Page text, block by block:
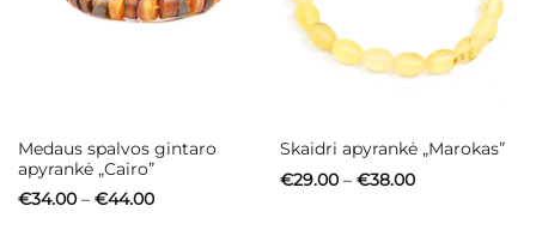
Medaus spalvos gintaro
apyrankė „Cairo”
€34.00 – €44.00Price
Skaidri apyrankė „Marokas”
€29.00 – €38.00Price